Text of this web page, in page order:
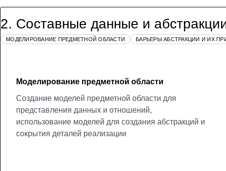
2. Составные данные и
МОДЕЛИРОВАНИЕ ПРЕДМЕТНОЙ ОБЛАСТИ БАРЬЕРЫ АБСТРАКЦИИ И ИХ
Моделирование предметной области
Создание моделей предметной области для
представления данных и отношений,
использование моделей для создания абстракций и
сокрытия деталей реализации